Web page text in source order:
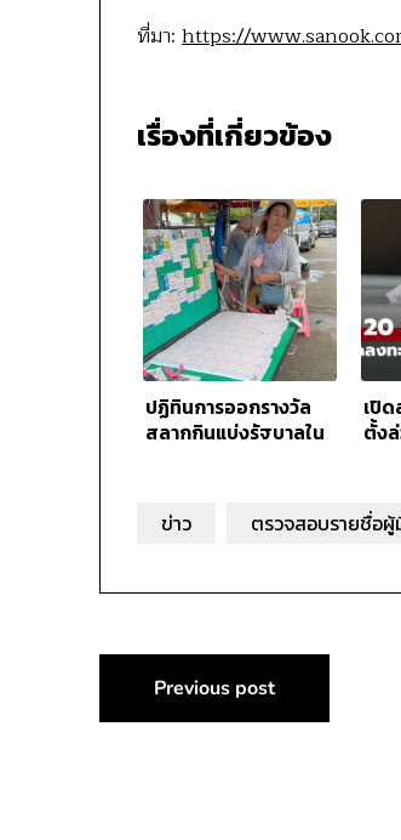
ที่มา: https://
เรื่องที่เกี่ยวข้อง
ปฏิทินการออกรางวัล
สลากกินแบ่งรัฐบาลใน
เปิ
ตั้ง
ข่าว ตรวจสอบรายชื่อ
แนะแนว
เรื่อง
Previous post